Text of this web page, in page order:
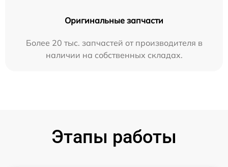
Оригинальные запчасти
Более 20 тыс. запчастей от производителя в
наличии на собственных складах.
Этапы работы